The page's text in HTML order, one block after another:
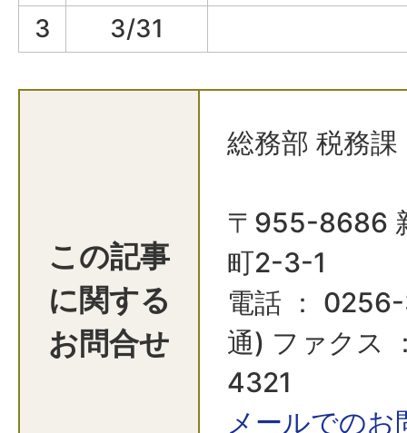
3
3/31
この記事
に関する
お問合せ
総務部 税務課
〒955-8686
町2-3-1
電話 ：
通) ファクス
4321​​​​​​​
メールでの